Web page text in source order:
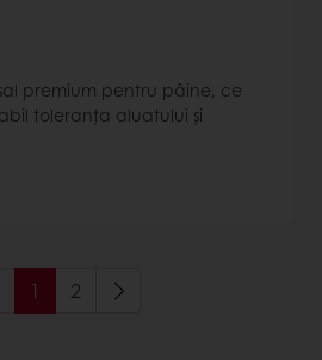
premium pentru pâine, ce
toleranța aluatului și
1 2